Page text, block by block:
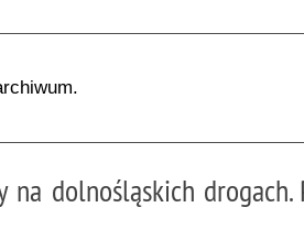
dolnośląskich